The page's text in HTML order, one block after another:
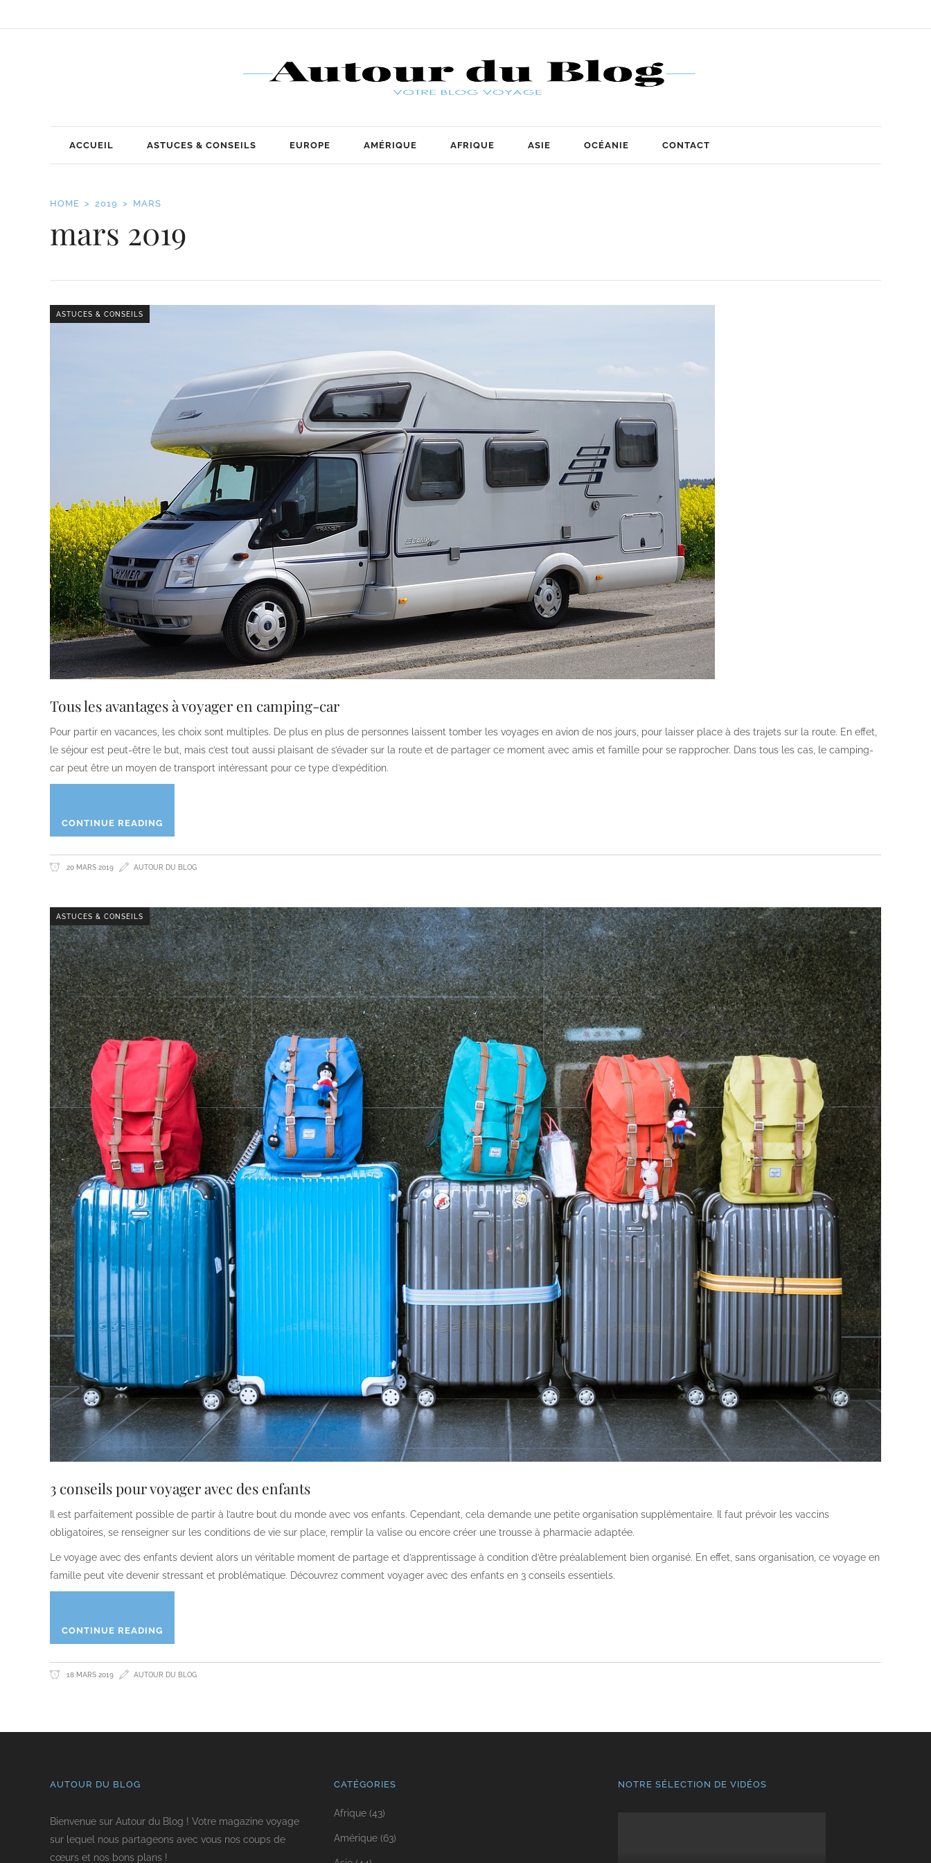
ACCUEIL ASTUCES & CONSEILS EUROPE AMÉRIQUE AFRIQUE ASIE OCÉANIE CONTACT
HOME 2019 MARS
mars 2019
ASTUCES & CONSEILS
Tous les avantages à voyager en camping-car
Pour partir en vacances, les choix sont multiples. De plus en plus de personnes laissent tomber les voyages en avion de nos jours, pour laisser place à des trajets sur la route. En effet,
le séjour est peut-être le but, mais c’est tout aussi plaisant de s’évader sur la route et de partager ce moment avec amis et famille pour se rapprocher. Dans tous les cas, le camping-
car peut être un moyen de transport intéressant pour ce type d’expédition.
CONTINUE READING
20 MARS 2019 AUTOUR DU BLOG
ASTUCES & CONSEILS
3 conseils pour voyager avec des enfants
Il est parfaitement possible de partir à l’autre bout du monde avec vos enfants. Cependant, cela demande une petite organisation supplémentaire. Il faut prévoir les vaccins
obligatoires, se renseigner sur les conditions de vie sur place, remplir la valise ou encore créer une trousse à pharmacie adaptée.
Le voyage avec des enfants devient alors un véritable moment de partage et d’apprentissage à condition d’être préalablement bien organisé. En effet, sans organisation, ce voyage en
famille peut vite devenir stressant et problématique. Découvrez comment voyager avec des enfants en 3 conseils essentiels.
CONTINUE READING
18 MARS 2019 AUTOUR DU BLOG
AUTOUR DU BLOG
Bienvenue sur Autour du Blog ! Votre magazine voyage
sur lequel nous partageons avec vous nos coups de
cœurs et nos bons plans !
CATÉGORIES
Afrique(43)
Amérique(63)
NOTRE SÉLECTION DE VIDÉOS